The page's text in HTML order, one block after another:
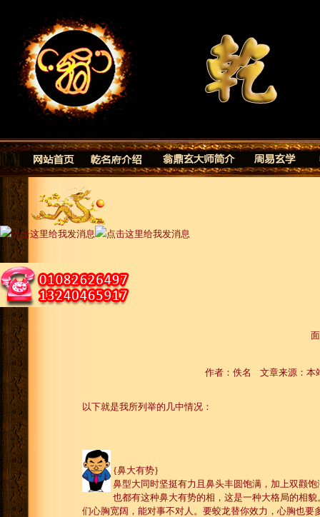
作者：佚名 文章来源：本
以下就是我所列举的几中情况：
{鼻大有势}
鼻型大同时坚挺有力且鼻头丰圆饱满，加上双颧
也都有这种鼻大有势的相，这是一种大格局的相
们心胸宽阔，能对事不对人。要蛟龙替你效力，心胸也要